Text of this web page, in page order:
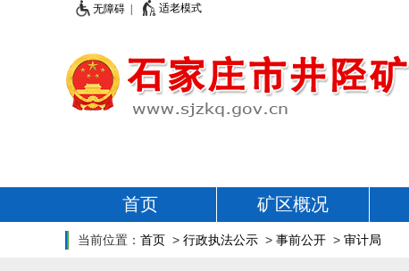
无障碍 | 适老模式
首页 矿区概况
当前位置： 首页 > 行政执法公示 > 事前公开 > 审计局